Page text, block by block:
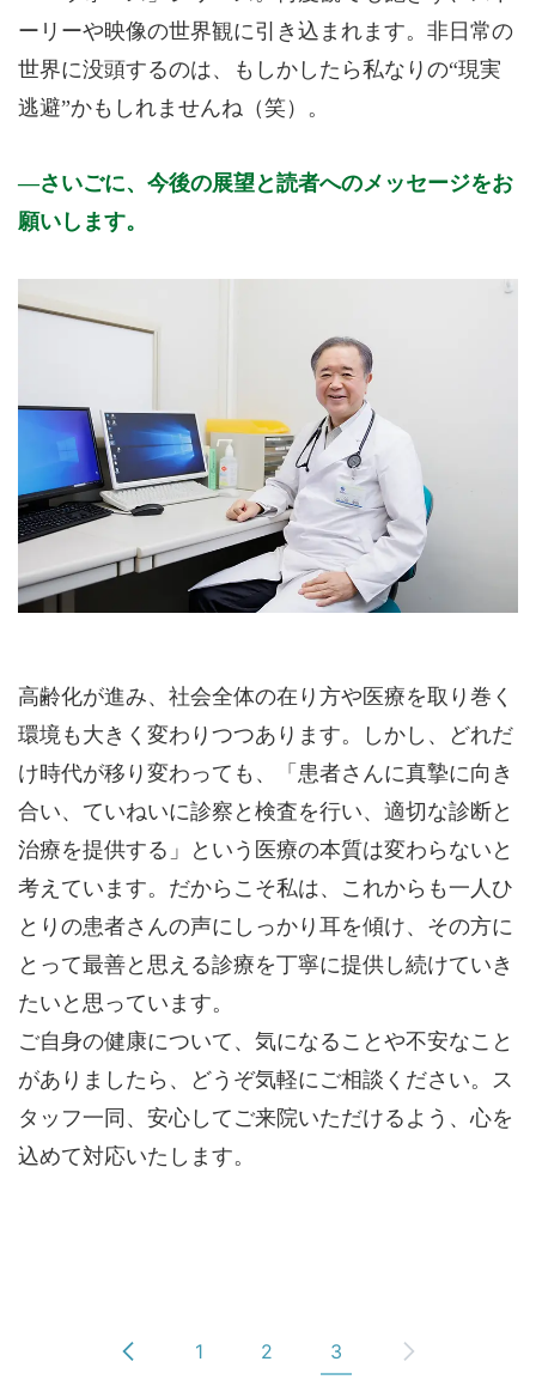
ーリーや映像の世界観に引き込まれます。非日常の
世界に没頭するのは、もしかしたら私なりの“現実
逃避”かもしれませんね（笑）。
さいごに、今後の展望と読者へのメッセージをお
願いします。
高齢化が進み、社会全体の在り方や医療を取り巻く
環境も大きく変わりつつあります。しかし、どれだ
け時代が移り変わっても、「患者さんに真摯に向き
合い、ていねいに診察と検査を行い、適切な診断と
治療を提供する」という医療の本質は変わらないと
考えています。だからこそ私は、これからも一人ひ
とりの患者さんの声にしっかり耳を傾け、その方に
とって最善と思える診療を丁寧に提供し続けていき
たいと思っています。
ご自身の健康について、気になることや不安なこと
がありましたら、どうぞ気軽にご相談ください。ス
タッフ一同、安心してご来院いただけるよう、心を
込めて対応いたします。
1 2 3